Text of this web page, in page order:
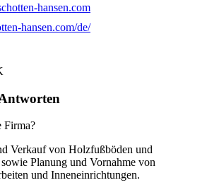
hansen.com
hansen.com/de/
Firma?
Verkauf von Holzfußböden und
Planung und Vornahme von
und Inneneinrichtungen.